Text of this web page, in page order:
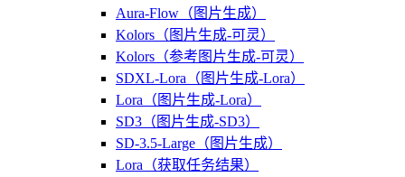
Aura-Flow（图片生成）
Kolors（图片生成-可灵）
Kolors（参考图片生成-可灵）
SDXL-Lora（图片生成-Lora）
Lora（图片生成-Lora）
SD3（图片生成-SD3）
SD-3.5-Large（图片生成）
Lora（获取任务结果）